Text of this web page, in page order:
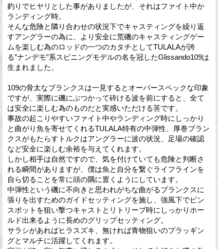
釣りでヒヤリとした事がありましたが、それはファイト中か
ランディング時。
そんな危険と隣り合わせの状況下でキャスティングを繰り返
すアングラーの為に、より安全に荒磯のキャスティングゲー
ムを楽しむ為のロッドの一つのカタチとしてTULALAが誇
る”ナンデモ”系スピニングモデルの名を冠したGlissando109は
生まれました。
109の骨太なブランクスは一見するとオーバースペックな印象
ですが、実際に磯にぶつかって砕ける波を前にすると、全て
は安全に楽しむ為のものだと実感いただける筈です。
事故の起こりやすいファイト中やランディング時にしっかり
と曲がり魚を寄せてくれるTULALA特有の中弾性、厚巻ブラン
クスがもたらすトルクはアングラーに波の状況、足場の確認
など安全に楽しむ余裕を与えてくれます。
しかし相手は自然ですので、気を付けていても危険と判断さ
れる瞬間がありますが、僕は魚と自分を繋ぐライフラインを
自ら切ることを常に頭の隅に置くようにしています。
中弾性という磯に不向きと思われがちな曲がるブランクスに
張りを出すためのガイドセッティングを施し、強風下でピン
スポットを狙い撃つキャストとリトリーブ時にしっかりホー
ルド出来るように長めのグリップセッティング。
サラシがあればヒラスズキ、無ければ青物狙いのプラッギン
グとマルチに活躍してくれます。